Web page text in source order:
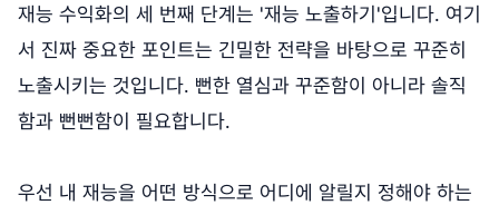
재능 수익화의 세 번째 단계는 '재능 노출하기'입니다. 여기
서 진짜 중요한 포인트는 긴밀한 전략을 바탕으로 꾸준히
노출시키는 것입니다. 뻔한 열심과 꾸준함이 아니라 솔직
함과 뻔뻔함이 필요합니다.
우선 내 재능을 어떤 방식으로 어디에 알릴지 정해야 하는